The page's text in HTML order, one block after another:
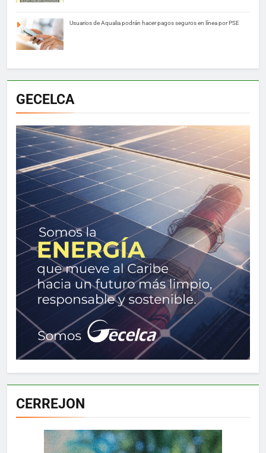
Usuarios de Aqualia podrán hacer pagos seguros en línea por PSE
GECELCA
CERREJON